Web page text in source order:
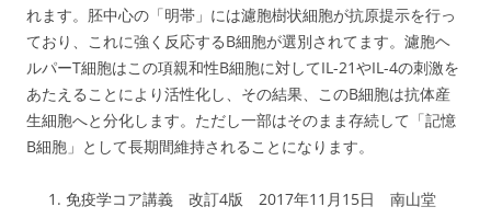
れます。胚中心の「明帯」には濾胞樹状細胞が抗原提示を行っ
ており、これに強く反応するB細胞が選別されてます。濾胞ヘ
ルパーT細胞はこの項親和性B細胞に対してIL-21やIL-4の刺激を
あたえることにより活性化し、その結果、このB細胞は抗体産
生細胞へと分化します。ただし一部はそのまま存続して「記憶
B細胞」として長期間維持されることになります。
免疫学コア講義 改訂4版 2017年11月15日 南山堂